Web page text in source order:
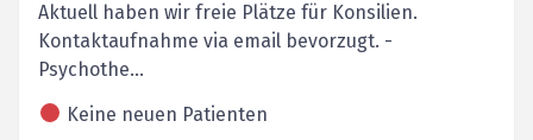
Aktuell haben wir freie Plätze für Konsilien.
Kontaktaufnahme via email bevorzugt. -
Psychothe...
Keine neuen Patienten